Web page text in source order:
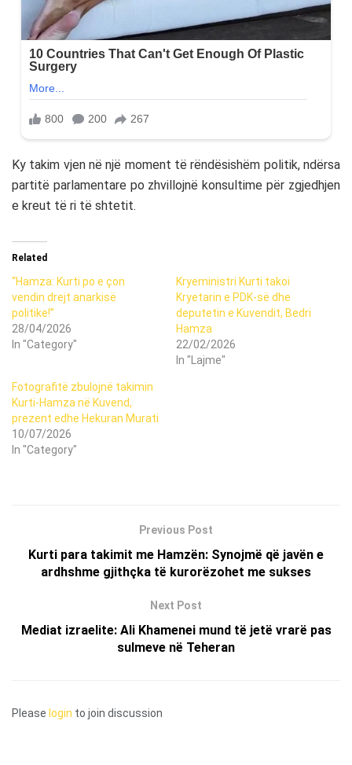
Ky takim vjen në një moment të rëndësishëm politik, ndërsa
partitë parlamentare po zhvillojnë konsultime për zgjedhjen
e kreut të ri të shtetit.
Related
“Hamza: Kurti po e çon
vendin drejt anarkisë
politike!”
28/04/2026
In "Category"
Kryeministri Kurti takoi
Kryetarin e PDK-së dhe
deputetin e Kuvendit, Bedri
Hamza
22/02/2026
In "Lajme"
Fotografitë zbulojnë takimin
Kurti-Hamza në Kuvend,
prezent edhe Hekuran Murati
10/07/2026
In "Category"
Previous Post
Kurti para takimit me Hamzën: Synojmë që javën e
ardhshme gjithçka të kurorëzohet me sukses
Next Post
Mediat izraelite: Ali Khamenei mund të jetë vrarë pas
sulmeve në Teheran
Please login to join discussion